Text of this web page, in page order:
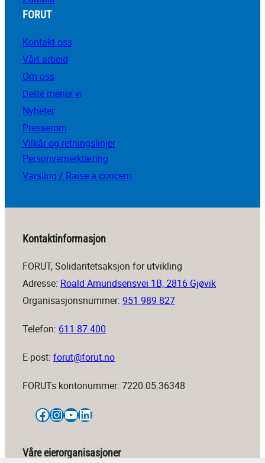
FORUT
Kontakt oss
Vårt arbeid
Om oss
Dette mener vi
Nyheter
Presserom
Vilkår og retningslinjer
Personvernerklæring
Varsling / Raise a concern
Kontaktinformasjon
FORUT, Solidaritetsaksjon for utvikling
Adresse: Roald Amundsensvei 1B, 2816 Gjøvik
Organisasjonsnummer: 951 989 827
Telefon: 611 87 400
E-post: forut@forut.no
FORUTs kontonummer: 7220.05.36348
Facebook InstagramYouTube LinkedIn
Våre eierorganisasjoner